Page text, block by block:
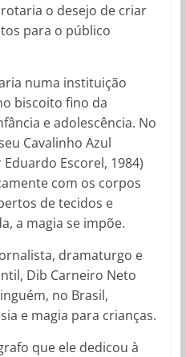
o desejo de criar
para o público
numa instituição
biscoito fino da
e adolescência. No
Cavalinho Azul
Escorel, 1984)
com os corpos
de tecidos e
a magia se impõe.
dramaturgo e
Dib Carneiro Neto
no Brasil,
e magia para crianças.
que ele dedicou à